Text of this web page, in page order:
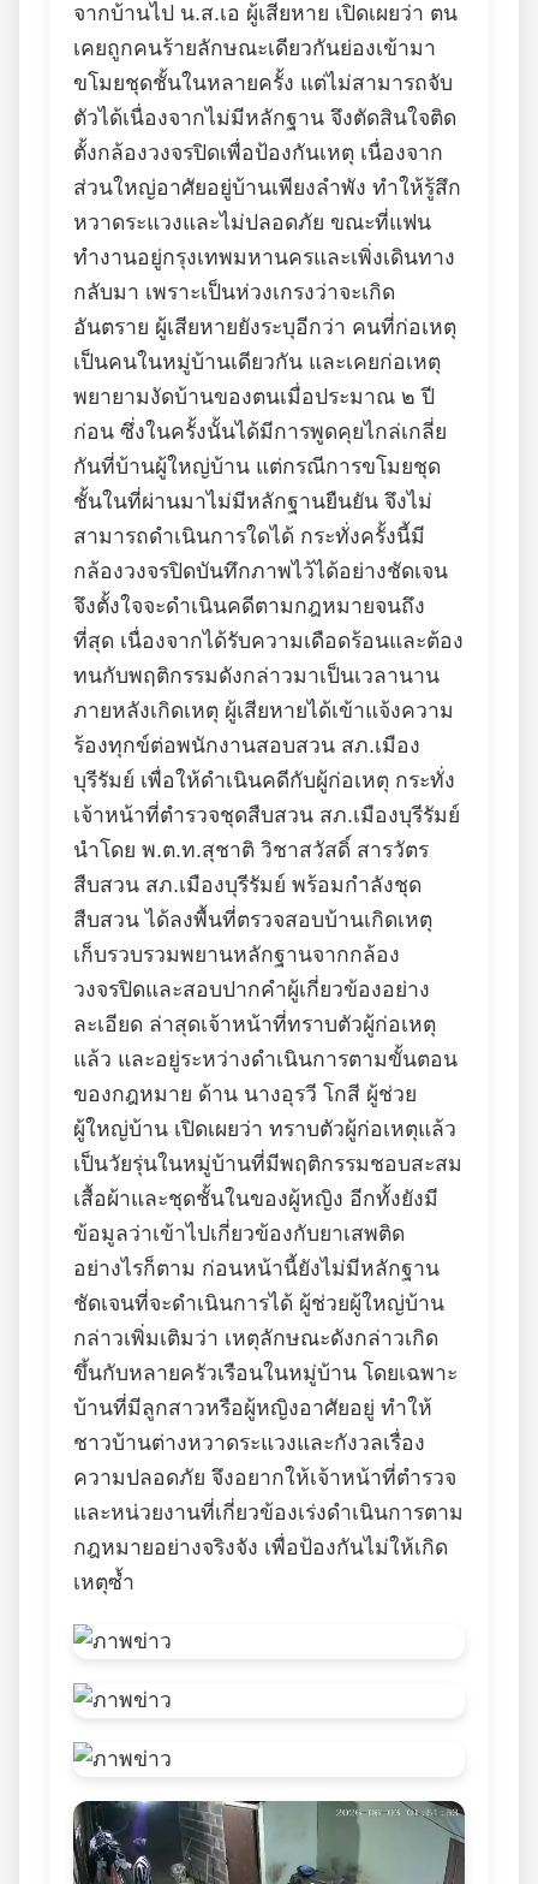
จากบ้านไป น.ส.เอ ผู้เสียหาย เปิดเผยว่า ตน
เคยถูกคนร้ายลักษณะเดียวกันย่องเข้ามา
ขโมยชุดชั้นในหลายครั้ง แต่ไม่สามารถจับ
ตัวได้เนื่องจากไม่มีหลักฐาน จึงตัดสินใจติด
ตั้งกล้องวงจรปิดเพื่อป้องกันเหตุ เนื่องจาก
ส่วนใหญ่อาศัยอยู่บ้านเพียงลำพัง ทำให้รู้สึก
หวาดระแวงและไม่ปลอดภัย ขณะที่แฟน
ทำงานอยู่กรุงเทพมหานครและเพิ่งเดินทาง
กลับมา เพราะเป็นห่วงเกรงว่าจะเกิด
อันตราย ผู้เสียหายยังระบุอีกว่า คนที่ก่อเหตุ
เป็นคนในหมู่บ้านเดียวกัน และเคยก่อเหตุ
พยายามงัดบ้านของตนเมื่อประมาณ ๒ ปี
ก่อน ซึ่งในครั้งนั้นได้มีการพูดคุยไกล่เกลี่ย
กันที่บ้านผู้ใหญ่บ้าน แต่กรณีการขโมยชุด
ชั้นในที่ผ่านมาไม่มีหลักฐานยืนยัน จึงไม่
สามารถดำเนินการใดได้ กระทั่งครั้งนี้มี
กล้องวงจรปิดบันทึกภาพไว้ได้อย่างชัดเจน
จึงตั้งใจจะดำเนินคดีตามกฎหมายจนถึง
ที่สุด เนื่องจากได้รับความเดือดร้อนและต้อง
ทนกับพฤติกรรมดังกล่าวมาเป็นเวลานาน
ภายหลังเกิดเหตุ ผู้เสียหายได้เข้าแจ้งความ
ร้องทุกข์ต่อพนักงานสอบสวน สภ.เมือง
บุรีรัมย์ เพื่อให้ดำเนินคดีกับผู้ก่อเหตุ กระทั่ง
เจ้าหน้าที่ตำรวจชุดสืบสวน สภ.เมืองบุรีรัมย์
นำโดย พ.ต.ท.สุชาติ วิชาสวัสดิ์ สารวัตร
สืบสวน สภ.เมืองบุรีรัมย์ พร้อมกำลังชุด
สืบสวน ได้ลงพื้นที่ตรวจสอบบ้านเกิดเหตุ
เก็บรวบรวมพยานหลักฐานจากกล้อง
วงจรปิดและสอบปากคำผู้เกี่ยวข้องอย่าง
ละเอียด ล่าสุดเจ้าหน้าที่ทราบตัวผู้ก่อเหตุ
แล้ว และอยู่ระหว่างดำเนินการตามขั้นตอน
ของกฎหมาย ด้าน นางอุรวี โกสี ผู้ช่วย
ผู้ใหญ่บ้าน เปิดเผยว่า ทราบตัวผู้ก่อเหตุแล้ว
เป็นวัยรุ่นในหมู่บ้านที่มีพฤติกรรมชอบสะสม
เสื้อผ้าและชุดชั้นในของผู้หญิง อีกทั้งยังมี
ข้อมูลว่าเข้าไปเกี่ยวข้องกับยาเสพติด
อย่างไรก็ตาม ก่อนหน้านี้ยังไม่มีหลักฐาน
ชัดเจนที่จะดำเนินการได้ ผู้ช่วยผู้ใหญ่บ้าน
กล่าวเพิ่มเติมว่า เหตุลักษณะดังกล่าวเกิด
ขึ้นกับหลายครัวเรือนในหมู่บ้าน โดยเฉพาะ
บ้านที่มีลูกสาวหรือผู้หญิงอาศัยอยู่ ทำให้
ชาวบ้านต่างหวาดระแวงและกังวลเรื่อง
ความปลอดภัย จึงอยากให้เจ้าหน้าที่ตำรวจ
และหน่วยงานที่เกี่ยวข้องเร่งดำเนินการตาม
กฎหมายอย่างจริงจัง เพื่อป้องกันไม่ให้เกิด
เหตุซ้ำ